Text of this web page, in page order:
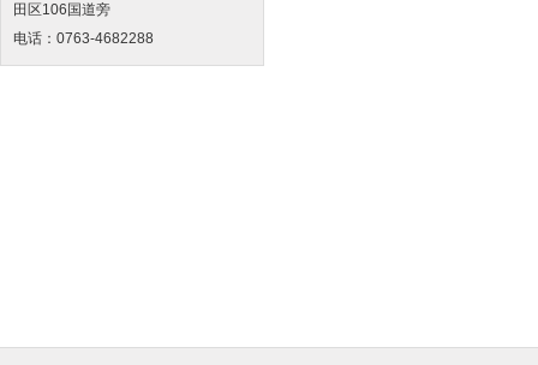
田区106国道旁
电话：0763-4682288